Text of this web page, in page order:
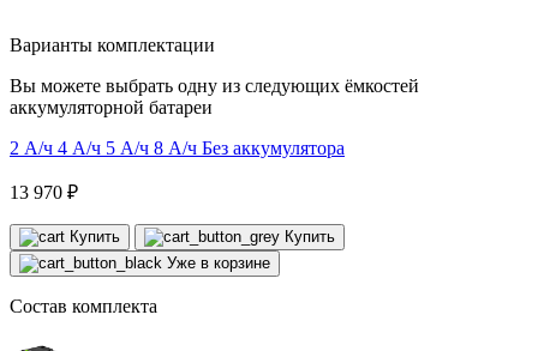
Варианты комплектации
Вы можете выбрать одну из следующих ёмкостей
аккумуляторной батареи
2 А/ч 4 А/ч 5 А/ч 8 А/ч Без аккумулятора
13 970 ₽
Купить
Купить
Уже в корзине
Состав комплекта